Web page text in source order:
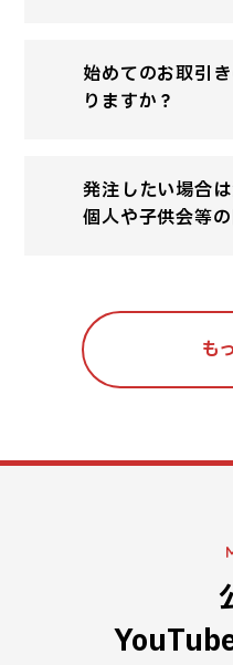
始めてのお取引
りますか？
発注したい場合
個人や子供会等
も